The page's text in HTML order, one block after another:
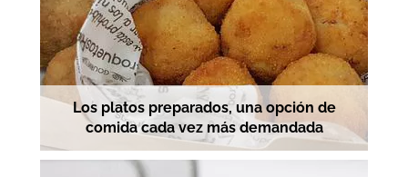
Los platos preparados, una opción de
comida cada vez más demandada